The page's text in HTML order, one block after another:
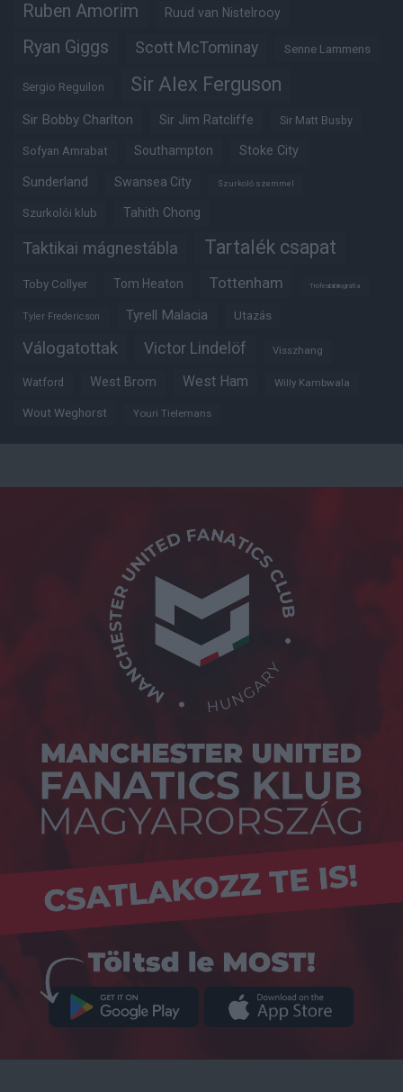
Ruben Amorim Ruud van Nistelrooy
Ryan Giggs Scott McTominay Senne Lammens
Sergio Reguilon Sir Alex Ferguson
Sir Bobby Charlton Sir Jim Ratcliffe Sir Matt Busby
Sofyan Amrabat Southampton Stoke City
Sunderland Swansea City Szurkoló szemmel
Szurkolói klub Tahith Chong
Taktikai mágnestábla Tartalék csapat
Toby Collyer Tom Heaton Tottenham Trófeabibliográfia
Tyler Fredericson Tyrell Malacia Utazás
Válogatottak Victor Lindelöf Visszhang
Watford West Brom West Ham Willy Kambwala
Wout Weghorst Youri Tielemans